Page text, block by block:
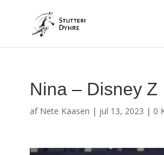
Nina – Disney Z
af Nete Kaasen | jul 13, 2023 | 0